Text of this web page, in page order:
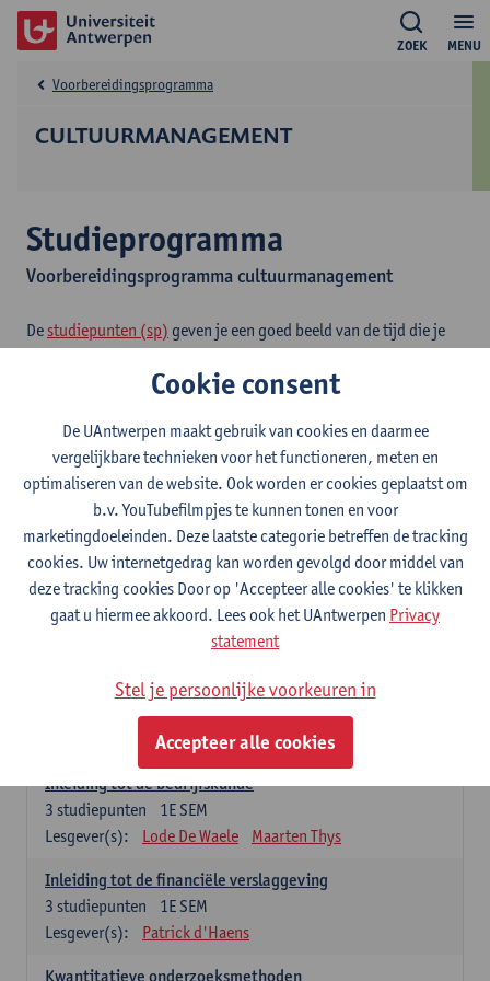
MENU
ZOEK
CULTUURMANAGEMENT
Voorbereidingsprogramma
Studieprogramma
Voorbereidingsprogramma cultuurmanagement
De studiepunten (sp) geven je een goed beeld van de tijd die je
studiepunt moet je rekenen op 25 tot 30 uren studeren, lessen
2026-
2025-
2026
2024-
2025
2023-
2024
2022-
2023
In academiejaar 2026-2027 bestaat het
Voorbereidingsprogramma Cultuurmanagement uit 12
studiepunten.
Verplichte opleidingsonderdelen (12
studiepunten)
Inleiding tot de bedrijfskunde
1E SEM
3 studiepunten
Lesgever(s):
Lode De Waele Maarten Thys
Inleiding tot de financiële verslaggeving
1E SEM
3 studiepunten
Lesgever(s):
Patrick d'Haens
Kwantitatieve onderzoeksmethoden
Cookie consent
De UAntwerpen maakt gebruik van cookies en daarmee
vergelijkbare technieken voor het functioneren, meten en
optimaliseren van de website. Ook worden er cookies geplaatst om
b.v. YouTubefilmpjes te kunnen tonen en voor
marketingdoeleinden. Deze laatste categorie betreffen de tracking
cookies. Uw internetgedrag kan worden gevolgd door middel van
deze tracking cookies Door op 'Accepteer alle cookies' te klikken
gaat u hiermee akkoord. Lees ook het UAntwerpen Privacy
statement
Stel je persoonlijke voorkeuren in
Accepteer alle cookies